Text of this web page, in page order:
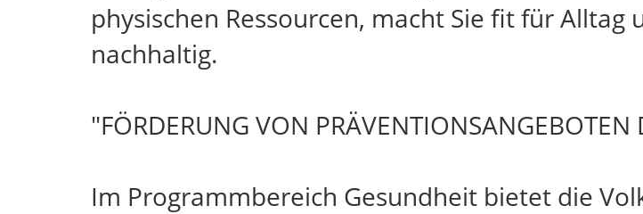
physischen Ressourcen, macht Sie fit für
nachhaltig.
"FÖRDERUNG VON PRÄVENTIONSANGEBOTEN
Im Programmbereich Gesundheit bietet die